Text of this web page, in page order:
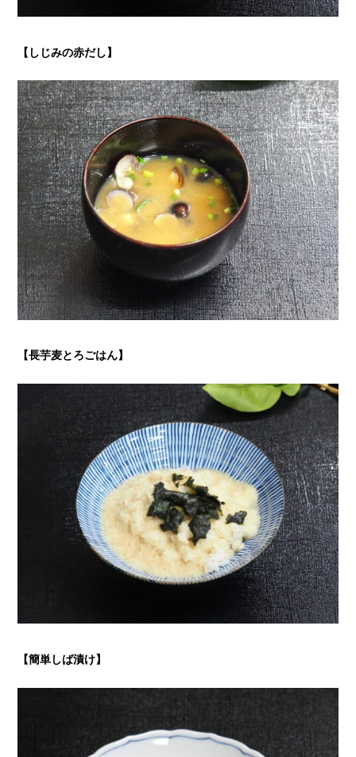
【しじみの赤だし】
【長芋麦とろごはん】
【簡単しば漬け】